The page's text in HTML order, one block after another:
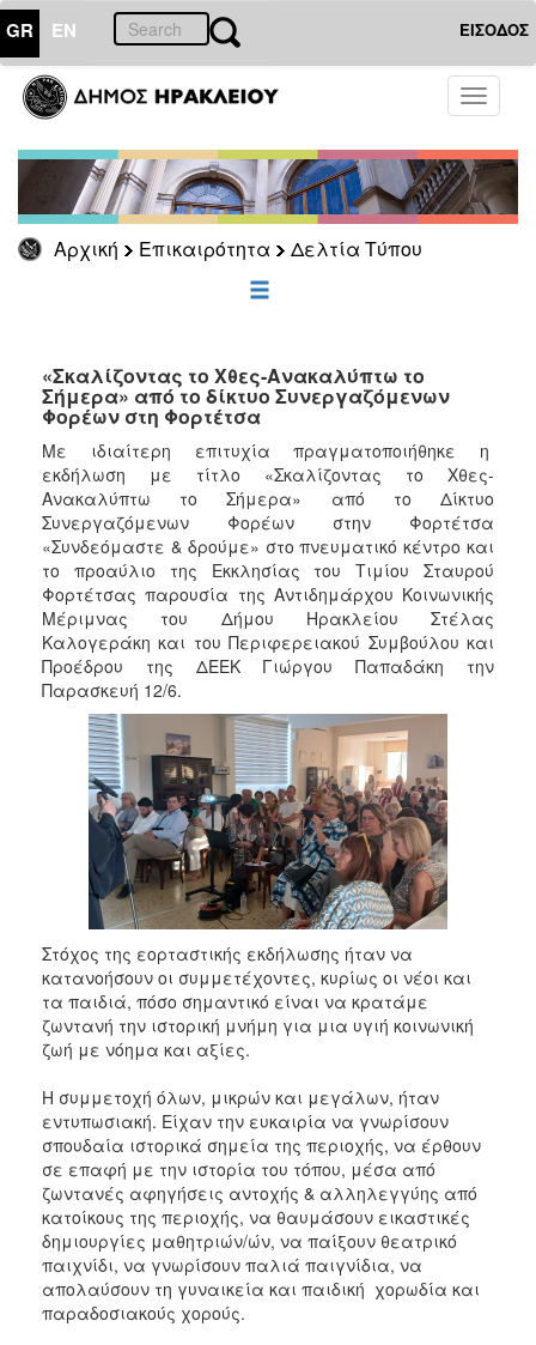
GR EN ΕΙΣΟΔΟΣ
Toggle
Αρχική Επικαιρότητα Δελτία Τύπου
ΕΠΙΚΑΙΡΟΤΗΤΑ
Τύπου
Αρχείο
ΕΠΙΣΚΕΠΤΗΣ
ΗΡΑΚΛΕΙΟ
«Σκαλίζοντας το Χθες-Ανακαλύπτω το
Σήμερα» από το δίκτυο Συνεργαζόμενων
Φορέων στη Φορτέτσα
Με ιδιαίτερη επιτυχία πραγματοποιήθηκε η
εκδήλωση με τίτλο «Σκαλίζοντας το Χθες-
Ανακαλύπτω το Σήμερα» από το Δίκτυο
Συνεργαζόμενων Φορέων στην Φορτέτσα
«Συνδεόμαστε & δρούμε» στο πνευματικό κέντρο και
το προαύλιο της Εκκλησίας του Τιμίου Σταυρού
Φορτέτσας παρουσία της Αντιδημάρχου Κοινωνικής
Μέριμνας του Δήμου Ηρακλείου Στέλας
Καλογεράκη και του Περιφερειακού Συμβούλου και
Προέδρου της ΔΕΕΚ Γιώργου Παπαδάκη την
Παρασκευή 12/6.
Στόχος της εορταστικής εκδήλωσης ήταν να
κατανοήσουν οι συμμετέχοντες, κυρίως οι νέοι και
τα παιδιά, πόσο σημαντικό είναι να κρατάμε
ζωντανή την ιστορική μνήμη για μια υγιή κοινωνική
ζωή με νόημα και αξίες.
Η συμμετοχή όλων, μικρών και μεγάλων, ήταν
εντυπωσιακή. Είχαν την ευκαιρία να γνωρίσουν
σπουδαία ιστορικά σημεία της περιοχής, να έρθουν
σε επαφή με την ιστορία του τόπου, μέσα από
ζωντανές αφηγήσεις αντοχής & αλληλεγγύης από
κατοίκους της περιοχής, να θαυμάσουν εικαστικές
δημιουργίες μαθητριών/ών, να παίξουν θεατρικό
παιχνίδι, να γνωρίσουν παλιά παιγνίδια, να
απολαύσουν τη γυναικεία και παιδική χορωδία και
παραδοσιακούς χορούς.